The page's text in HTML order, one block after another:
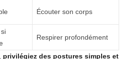
Écouter son corps
Respirer profondément
privilégiez des postures simples et